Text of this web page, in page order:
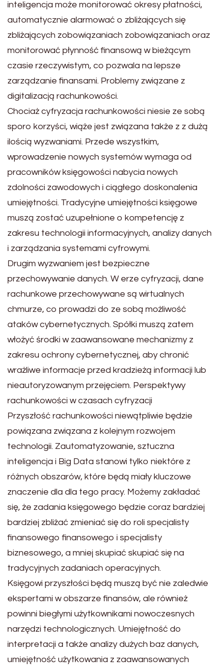
inteligencja może monitorować okresy płatności,
automatycznie alarmować o zbliżających się
zbliżających zobowiązaniach zobowiązaniach oraz
monitorować płynność finansową w bieżącym
czasie rzeczywistym, co pozwala na lepsze
zarządzanie finansami. Problemy związane z
digitalizacją rachunkowości.
Chociaż cyfryzacja rachunkowości niesie ze sobą
sporo korzyści, wiąże jest związana także z z dużą
ilością wyzwaniami. Przede wszystkim,
wprowadzenie nowych systemów wymaga od
pracowników księgowości nabycia nowych
zdolności zawodowych i ciągłego doskonalenia
umiejętności. Tradycyjne umiejętności księgowe
muszą zostać uzupełnione o kompetencję z
zakresu technologii informacyjnych, analizy danych
i zarządzania systemami cyfrowymi.
Drugim wyzwaniem jest bezpieczne
przechowywanie danych. W erze cyfryzacji, dane
rachunkowe przechowywane są wirtualnych
chmurze, co prowadzi do ze sobą możliwość
ataków cybernetycznych. Spółki muszą zatem
włożyć środki w zaawansowane mechanizmy z
zakresu ochrony cybernetycznej, aby chronić
wrażliwe informacje przed kradzieżą informacji lub
nieautoryzowanym przejęciem. Perspektywy
rachunkowości w czasach cyfryzacji
Przyszłość rachunkowości niewątpliwie będzie
powiązana związana z kolejnym rozwojem
technologii. Zautomatyzowanie, sztuczna
inteligencja i Big Data stanowi tylko niektóre z
różnych obszarów, które będą miały kluczowe
znaczenie dla dla tego pracy. Możemy zakładać
się, że zadania księgowego będzie coraz bardziej
bardziej zbliżać zmieniać się do roli specjalisty
finansowego finansowego i specjalisty
biznesowego, a mniej skupiać skupiać się na
tradycyjnych zadaniach operacyjnych.
Księgowi przyszłości będą muszą być nie zaledwie
ekspertami w obszarze finansów, ale również
powinni biegłymi użytkownikami nowoczesnych
narzędzi technologicznych. Umiejętność do
interpretacji a także analizy dużych baz danych,
umiejętność użytkowania z zaawansowanych